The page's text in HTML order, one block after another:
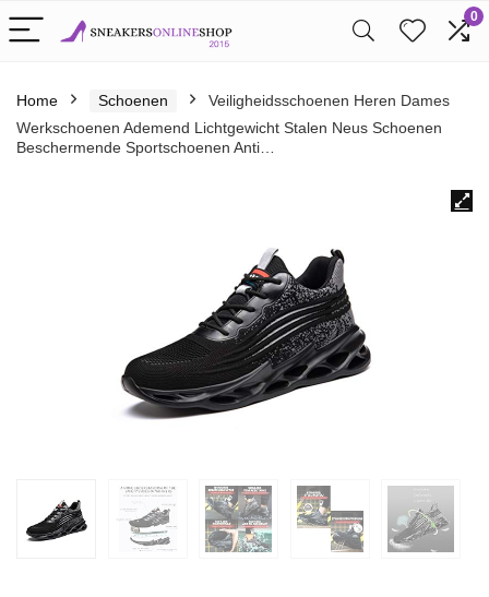
0
Home Schoenen
Veiligheidsschoenen Heren Dames
Werkschoenen Ademend Lichtgewicht Stalen Neus Schoenen
Beschermende Sportschoenen Anti…